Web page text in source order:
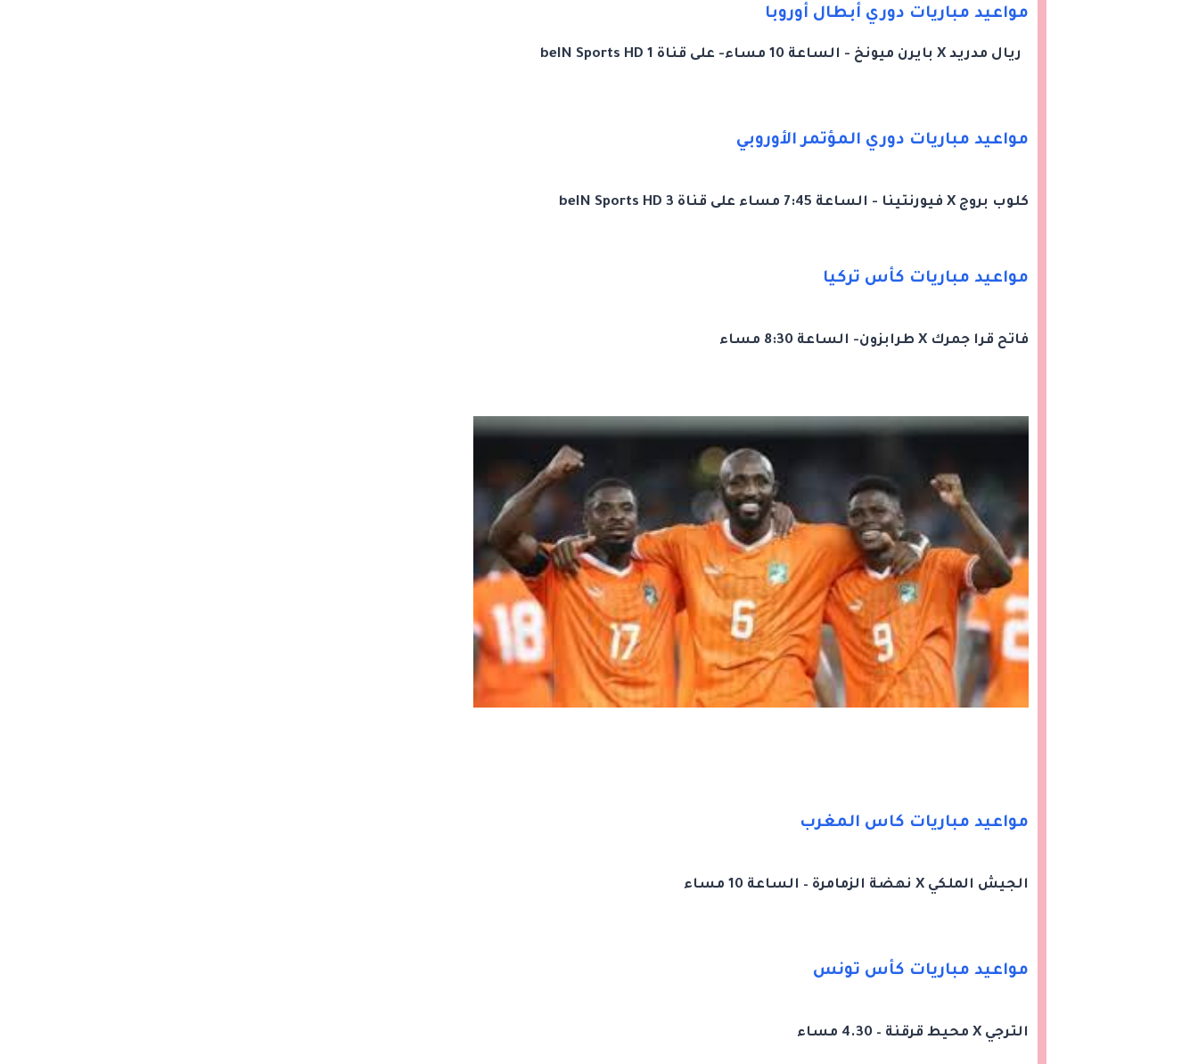
مواعيد مباريات دوري أبطال أوروبا
ريال مدريد X بايرن ميونخ - الساعة 10 مساء- على قناة beIN Sports HD 1
مواعيد مباريات دوري المؤتمر الأوروبي
كلوب بروج X فيورنتينا - الساعة 7:45 مساء على قناة beIN Sports HD 3
مواعيد مباريات كأس تركيا
فاتح قرا جمرك X طرابزون- الساعة 8:30 مساء
مواعيد مباريات كاس المغرب
الجيش الملكي X نهضة الزمامرة – الساعة 10 مساء
مواعيد مباريات كأس تونس
الترجي X محيط قرقنة – 4.30 مساء